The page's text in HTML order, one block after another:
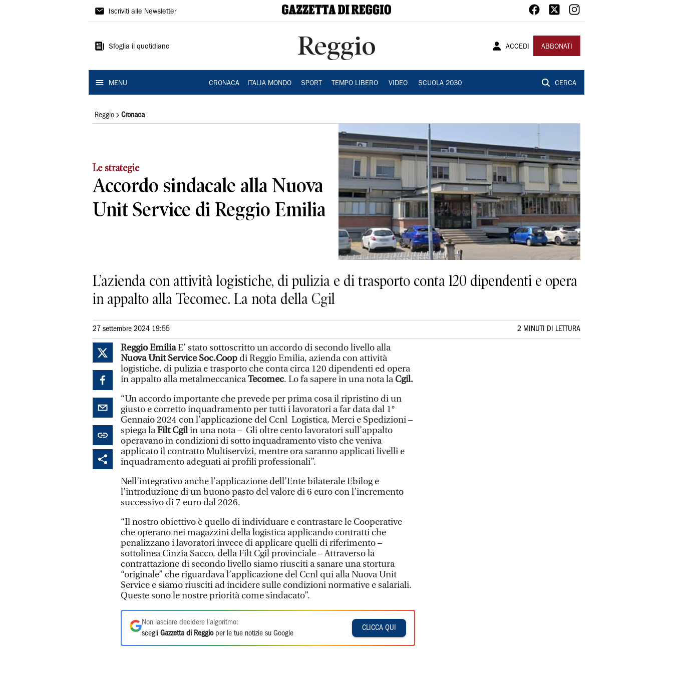
Gazzetta
Reggio
Iscriviti alle Newsletter
Sfoglia il quotidiano Reggio ACCEDI ABBONATI
MENU CRONACA ITALIA MONDO SPORT TEMPO LIBERO VIDEO SCUOLA 2030 CERCA
Reggio Cronaca
Le strategie
Accordo sindacale alla Nuova
Unit Service di Reggio Emilia
L’azienda con attività logistiche, di pulizia e di trasporto conta 120 dipendenti e opera
in appalto alla Tecomec. La nota della Cgil
27 settembre 2024 19:55 2 MINUTI DI LETTURA
Reggio EmiliaE’ stato sottoscritto un accordo di secondo livello alla
Nuova Unit Service Soc.Coop di Reggio Emilia, azienda con attività
logistiche, di pulizia e trasporto che conta circa 120 dipendenti ed opera
in appalto alla metalmeccanicaTecomec. Lo fa sapere in una nota laCgil.
“Un accordo importante che prevede per prima cosa il ripristino di un
giusto e corretto inquadramento per tutti i lavoratori a far data dal 1°
Gennaio 2024 con l’applicazione del Ccnl Logistica, Merci e Spedizioni –
spiega laFilt Cgilin una nota – Gli oltre cento lavoratori sull’appalto
operavano in condizioni di sotto inquadramento visto che veniva
applicato il contratto Multiservizi, mentre ora saranno applicati livelli e
inquadramento adeguati ai profili professionali”.
Nell’integrativo anche l’applicazione dell’Ente bilaterale Ebilog e
l’introduzione di un buono pasto del valore di 6 euro con l’incremento
successivo di 7 euro dal 2026.
“Il nostro obiettivo è quello di individuare e contrastare le Cooperative
che operano nei magazzini della logistica applicando contratti che
penalizzano i lavoratori invece di applicare quelli di riferimento –
sottolinea Cinzia Sacco, della Filt Cgil provinciale – Attraverso la
contrattazione di secondo livello siamo riusciti a sanare una stortura
“originale” che riguardava l’applicazione del Ccnl qui alla Nuova Unit
Service e siamo riusciti ad incidere sulle condizioni normative e salariali.
Queste sono le nostre priorità come sindacato”.
Non lasciare decidere l'algoritmo:
scegli Gazzetta di Reggioper le tue notizie su Google
CLICCA QUI